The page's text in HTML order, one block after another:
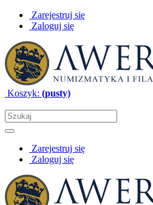
Zarejestruj się
Zaloguj się
Koszyk: (pusty)
Zarejestruj się
Zaloguj się